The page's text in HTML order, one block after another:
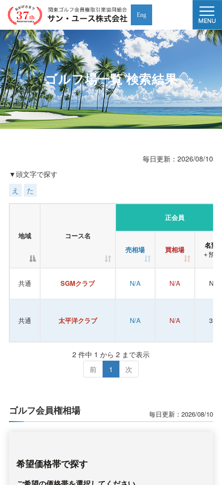
Eng
ゴルフ場一覧 検索結果
毎日更新：2026/08/10
▼頭文字で探す
え
た
地域 コース名
正会員
売相場 買相場 名変
＋預
共通 SGMクラブ N/A N/A N/A
共通 太平洋クラブ N/A N/A 330
2 件中 1 から 2 まで表示
前
1 次
ゴルフ会員権相場 毎日更新：2026/08/10
希望価格帯で探す